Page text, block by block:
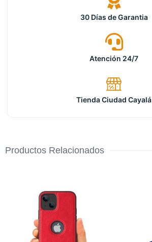
30 Días de Garantia
Atención 24/7
Tienda Ciudad Cayalá
Productos Relacionados